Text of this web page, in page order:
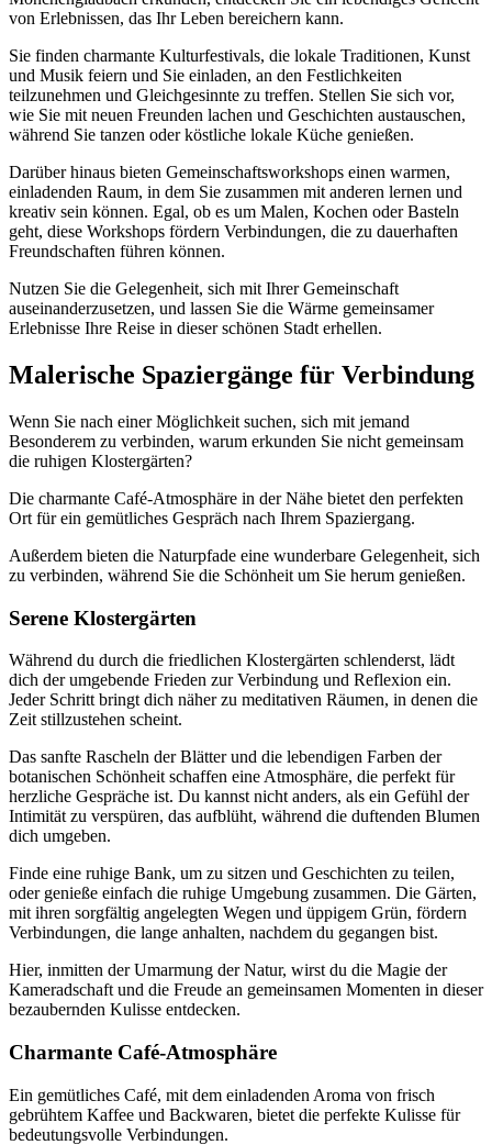
von Erlebnissen, das Ihr Leben bereichern kann.
Sie finden charmante Kulturfestivals, die lokale Traditionen, Kunst
und Musik feiern und Sie einladen, an den Festlichkeiten
teilzunehmen und Gleichgesinnte zu treffen. Stellen Sie sich vor,
wie Sie mit neuen Freunden lachen und Geschichten austauschen,
während Sie tanzen oder köstliche lokale Küche genießen.
Darüber hinaus bieten Gemeinschaftsworkshops einen warmen,
einladenden Raum, in dem Sie zusammen mit anderen lernen und
kreativ sein können. Egal, ob es um Malen, Kochen oder Basteln
geht, diese Workshops fördern Verbindungen, die zu dauerhaften
Freundschaften führen können.
Nutzen Sie die Gelegenheit, sich mit Ihrer Gemeinschaft
auseinanderzusetzen, und lassen Sie die Wärme gemeinsamer
Erlebnisse Ihre Reise in dieser schönen Stadt erhellen.
Malerische Spaziergänge für Verbindung
Wenn Sie nach einer Möglichkeit suchen, sich mit jemand
Besonderem zu verbinden, warum erkunden Sie nicht gemeinsam
die ruhigen Klostergärten?
Die charmante Café-Atmosphäre in der Nähe bietet den perfekten
Ort für ein gemütliches Gespräch nach Ihrem Spaziergang.
Außerdem bieten die Naturpfade eine wunderbare Gelegenheit, sich
zu verbinden, während Sie die Schönheit um Sie herum genießen.
Serene Klostergärten
Während du durch die friedlichen Klostergärten schlenderst, lädt
dich der umgebende Frieden zur Verbindung und Reflexion ein.
Jeder Schritt bringt dich näher zu meditativen Räumen, in denen die
Zeit stillzustehen scheint.
Das sanfte Rascheln der Blätter und die lebendigen Farben der
botanischen Schönheit schaffen eine Atmosphäre, die perfekt für
herzliche Gespräche ist. Du kannst nicht anders, als ein Gefühl der
Intimität zu verspüren, das aufblüht, während die duftenden Blumen
dich umgeben.
Finde eine ruhige Bank, um zu sitzen und Geschichten zu teilen,
oder genieße einfach die ruhige Umgebung zusammen. Die Gärten,
mit ihren sorgfältig angelegten Wegen und üppigem Grün, fördern
Verbindungen, die lange anhalten, nachdem du gegangen bist.
Hier, inmitten der Umarmung der Natur, wirst du die Magie der
Kameradschaft und die Freude an gemeinsamen Momenten in dieser
bezaubernden Kulisse entdecken.
Charmante Café-Atmosphäre
Ein gemütliches Café, mit dem einladenden Aroma von frisch
gebrühtem Kaffee und Backwaren, bietet die perfekte Kulisse für
bedeutungsvolle Verbindungen.